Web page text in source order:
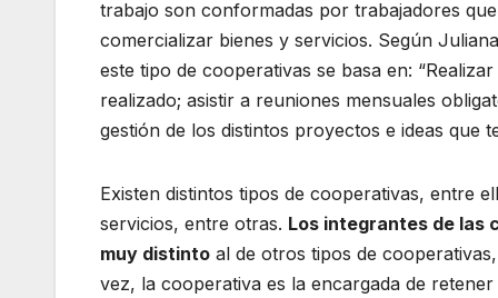
trabajo son conformadas por trabajadores
comercializar bienes y servicios. Según
este tipo de cooperativas se basa en:
realizado; asistir a reuniones mensuales
gestión de los distintos proyectos e ideas que
Existen distintos tipos de cooperativas, entre
servicios, entre otras. Los integrantes de las
muy distinto al de otros tipos de
vez, la cooperativa es la encargada de